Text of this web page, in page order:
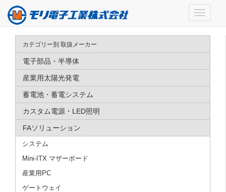
カテゴリー別 取扱メーカー
電子部品・半導体
産業用太陽光発電
蓄電池・蓄電システム
カスタム電源・LED照明
FAソリューション
システム
Mini-ITX マザーボード
産業用PC
ゲートウェイ